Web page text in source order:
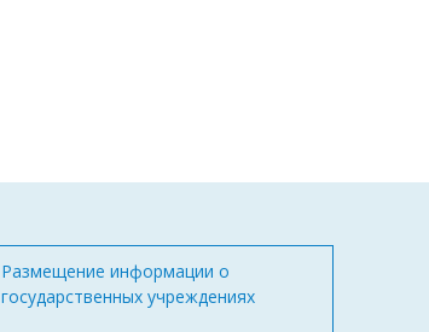
Размещение информации о
государственных учреждениях